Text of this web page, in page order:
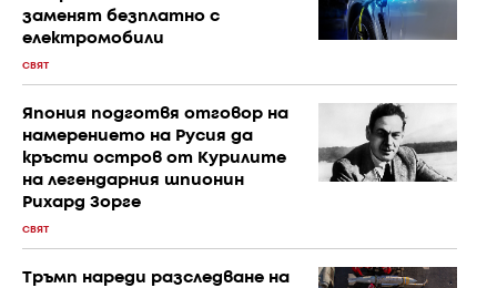
заменят безплатно с
електромобили
СВЯТ
Япония подготвя отговор на
намерението на Русия да
кръсти остров от Курилите
на легендарния шпионин
Рихард Зорге
СВЯТ
Тръмп нареди разследване на